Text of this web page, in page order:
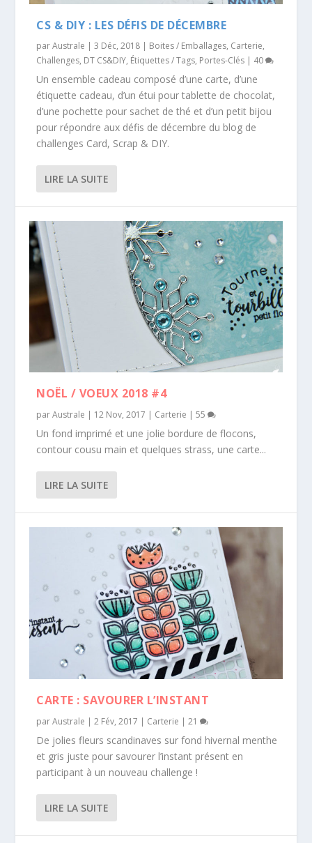
CS & DIY : LES DÉFIS DE DÉCEMBRE
parAustrale |3 Déc, 2018 | Boites / Emballages, Carterie,
Challenges, DT CS&DIY, Étiquettes / Tags, Portes-Clés | 40
Un ensemble cadeau composé d’une carte, d’une
étiquette cadeau, d’un étui pour tablette de chocolat,
d’une pochette pour sachet de thé et d’un petit bijou
pour répondre aux défis de décembre du blog de
challenges Card, Scrap & DIY.
LIRE LA SUITE
NOËL / VOEUX 2018 #4
parAustrale | 12 Nov, 2017 | Carterie |55
Un fond imprimé et une jolie bordure de flocons,
contour cousu main et quelques strass, une carte...
LIRE LA SUITE
CARTE : SAVOURER L’INSTANT
parAustrale |2 Fév, 2017 | Carterie |21
De jolies fleurs scandinaves sur fond hivernal menthe
et gris juste pour savourer l’instant présent en
participant à un nouveau challenge !
LIRE LA SUITE